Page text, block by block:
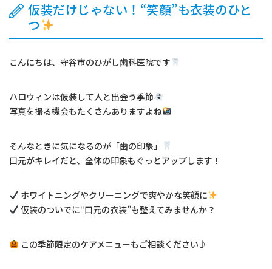
診療案内
はじめての方へ
よくあるご質問
料金表
法人の取り組み
仮装だけじゃない！“笑顔”も衣装のひと
つ
こんにちは、守谷市のひがし歯科医院です
ハロウィンは仮装して人と出会う季節
写真を撮る機会もたくさんありますよね
そんなときに気になるのが「歯の印象」
口元がキレイだと、全体の印象もぐっとアップします！
ホワイトニングやクリーニングで爽やかな笑顔に
仮装のついでに“口元の衣装”も整えてみませんか？
この季節限定のケアメニューもご相談ください♪